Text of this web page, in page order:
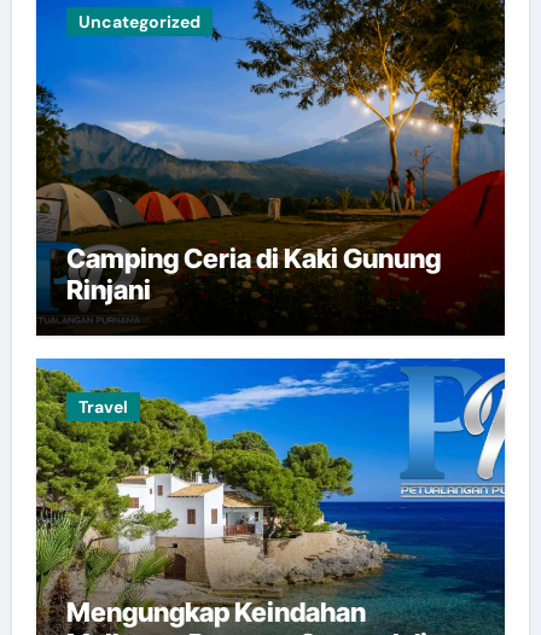
Uncategorized
Camping Ceria di Kaki Gunung
Rinjani
Travel
Mengungkap Keindahan